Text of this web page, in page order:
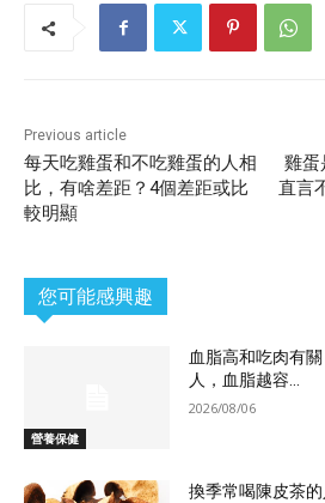
Previous article
每天吃雞蛋和不吃雞蛋的人相
比，有啥差距？4個差距或比
較明顯
雞蛋
直言
您可能感興趣
營養保健
血脂高和吃肉有
人，血脂越容...
2026/08/06
換季常喝陳皮茶